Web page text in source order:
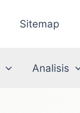
Sitemap
Analisis